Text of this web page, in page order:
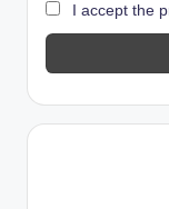
I accept the